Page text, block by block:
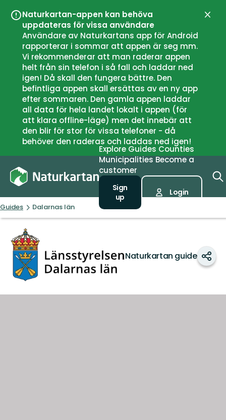
Naturkartan-appen kan behöva
uppdateras för vissa användare
Användare av Naturkartans app för Android
rapporterar i sommar att appen är seg mm.
Vi rekommenderar att man raderar appen
helt från sin telefon i så fall och laddar ned
igen! Då skall den fungera bättre. Den
befintliga appen skall ersättas av en ny app
efter sommaren. Den gamla appen laddar
all data för hela landet lokalt i appen (för
att klara offline-läge) men det innebär att
den blir för stor för vissa telefoner - då
behöver den raderas och laddas ned igen!
Close
Explore Guides Counties
Municipalities Become a
customer
Sign
up
Login
Guides Dalarnas län
Naturkartan guide